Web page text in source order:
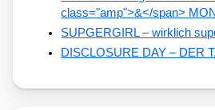
class="amp">&</span>
SUPGERGIRL – wirklich
DISCLOSURE DAY – DER